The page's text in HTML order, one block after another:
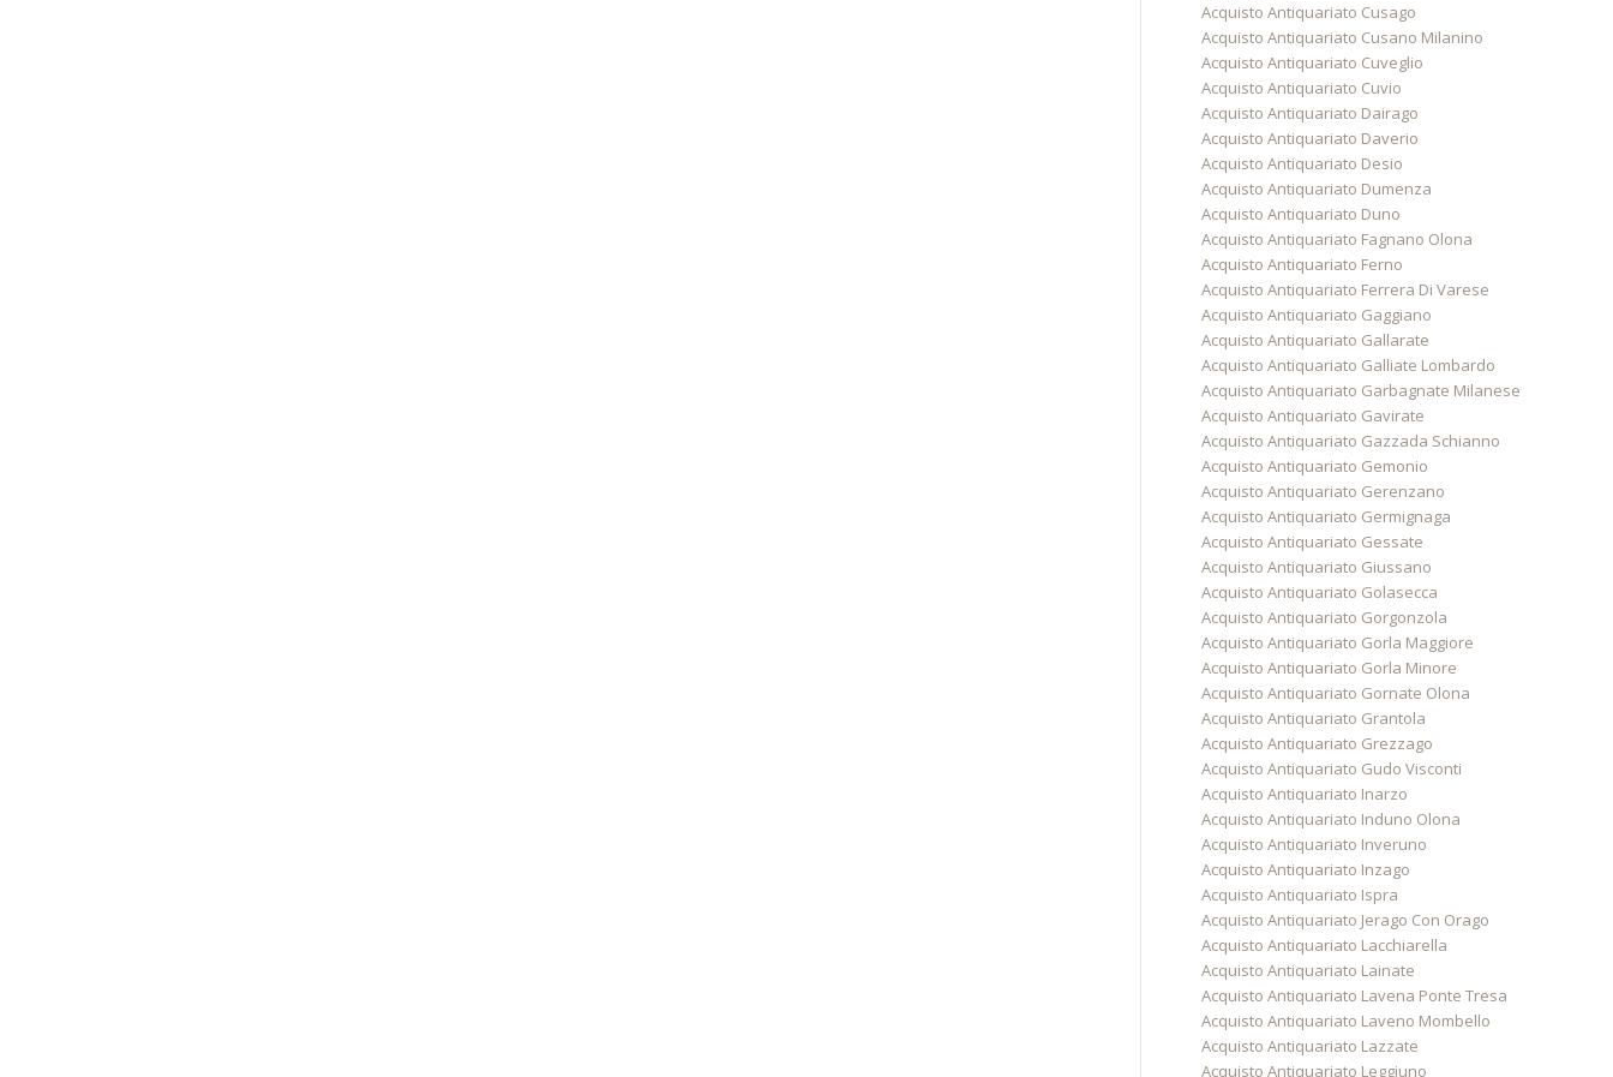
Acquisto Antiquariato Cusago
Acquisto Antiquariato Cusano Milanino
Acquisto Antiquariato Cuveglio
Acquisto Antiquariato Cuvio
Acquisto Antiquariato Dairago
Acquisto Antiquariato Daverio
Acquisto Antiquariato Desio
Acquisto Antiquariato Dumenza
Acquisto Antiquariato Duno
Acquisto Antiquariato Fagnano Olona
Acquisto Antiquariato Ferno
Acquisto Antiquariato Ferrera Di Varese
Acquisto Antiquariato Gaggiano
Acquisto Antiquariato Gallarate
Acquisto Antiquariato Galliate Lombardo
Acquisto Antiquariato Garbagnate Milanese
Acquisto Antiquariato Gavirate
Acquisto Antiquariato Gazzada Schianno
Acquisto Antiquariato Gemonio
Acquisto Antiquariato Gerenzano
Acquisto Antiquariato Germignaga
Acquisto Antiquariato Gessate
Acquisto Antiquariato Giussano
Acquisto Antiquariato Golasecca
Acquisto Antiquariato Gorgonzola
Acquisto Antiquariato Gorla Maggiore
Acquisto Antiquariato Gorla Minore
Acquisto Antiquariato Gornate Olona
Acquisto Antiquariato Grantola
Acquisto Antiquariato Grezzago
Acquisto Antiquariato Gudo Visconti
Acquisto Antiquariato Inarzo
Acquisto Antiquariato Induno Olona
Acquisto Antiquariato Inveruno
Acquisto Antiquariato Inzago
Acquisto Antiquariato Ispra
Acquisto Antiquariato Jerago Con Orago
Acquisto Antiquariato Lacchiarella
Acquisto Antiquariato Lainate
Acquisto Antiquariato Lavena Ponte Tresa
Acquisto Antiquariato Laveno Mombello
Acquisto Antiquariato Lazzate
Acquisto Antiquariato Leggiuno